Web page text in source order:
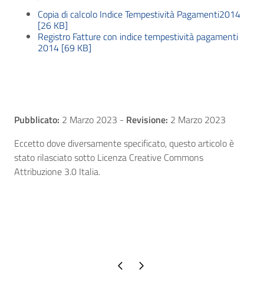
Copia di calcolo Indice Tempestività Pagamenti2014
[26 KB]
Registro Fatture con indice tempestività pagamenti
2014 [69 KB]
Pubblicato: 2 Marzo 2023 - Revisione: 2 Marzo 2023
Eccetto dove diversamente specificato, questo articolo è
stato rilasciato sotto Licenza Creative Commons
Attribuzione 3.0 Italia.
Pagina precedente
Pagina successiva